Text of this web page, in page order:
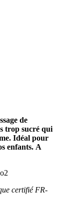
de
trop sucré qui
Idéal pour
enfants. A
certifié FR-